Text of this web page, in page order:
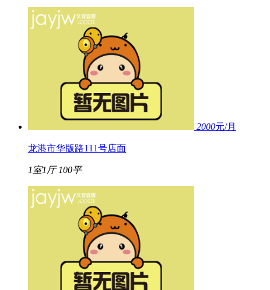
2000元/月
龙港市华版路111号店面
1室1厅 100平